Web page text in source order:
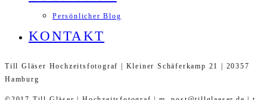
Persönlicher Blog
KONTAKT
Till Gläser Hochzeitsfotograf | Kleiner Schäferkamp 21 | 20357
Hamburg